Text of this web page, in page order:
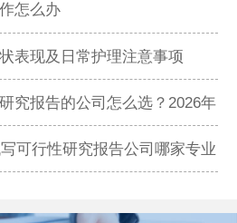
怎么办
表现及日常护理注意事项
究报告的公司怎么选？2026年
可行性研究报告公司哪家专业